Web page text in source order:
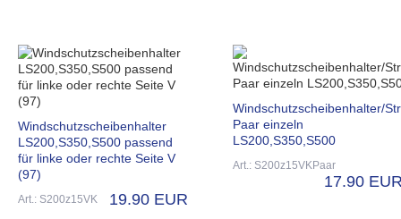
Windschutzscheibenhalter
LS200,S350,S500 passend
für linke oder rechte Seite V
(97)
Art.: S200z15VK 19.90 EUR
Windschutzscheibenhalter/
Paar einzeln
LS200,S350,S500
Art.: S200z15VKPaar
17.90